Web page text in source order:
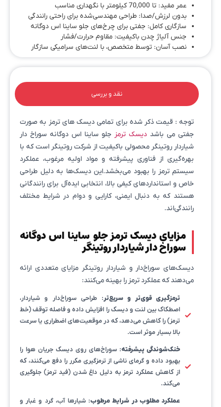
عمر مفید: تا 70,000 کیلومتر با نگهداری مناسب
بدون لرزش/صدا: طراحی مهندسی‌شده برای راحتی رانندگی
سازگاری کامل: جفتی برای چرخ‌های جلو ساینا اس دوگانه
جنس آلیاژ چدن باکیفیت: مقاوم حرارت/فشار
نصب آسان: توسط متخصص، با لنت‌های سرامیکی سازگار
نقد و بررسی
توجه : قیمت ذکر شده برای تمامی دیسک های ترمز به صورت
جفتی می باشد دیسک ترمز جلو ساینا اس دوگانه سوراخ دار
شیاردار روتینگر محصولی باکیفیت از شرکت روتینگر است که با
بهره‌گیری از فناوری پیشرفته و مواد اولیه مرغوب، عملکرد
سیستم ترمز را بهبود می‌بخشد.این دیسک‌ها به دلیل طراحی
خاص و استانداردهای کیفی بالا، انتخابی ایده‌آل برای رانندگانی
هستند که به دنبال ایمنی، کارایی و دوام در شرایط مختلف
رانندگی‌اند.
مزایای دیسک ترمز جلو ساینا اس دوگانه
سوراخ دار شیاردار روتینگر
دیسک‌های سوراخ‌دار و شیاردار روتینگر مزایای متعددی ارائه
می‌دهند که عملکرد ترمز را بهینه می‌کنند:
ترمزگیری قوی‌تر و سریع‌تر: طراحی سوراخ‌دار و شیاردار،
اصطکاک بین لنت و دیسک را افزایش داده و فاصله توقف (خط
ترمز) را کاهش می‌دهد، که در موقعیت‌های اضطراری یا سرعت
بالا بسیار موثر است.
خنک‌شوندگی پیشرفته: سوراخ‌های روی دیسک جریان هوا را
بهبود داده و گرمای ناشی از ترمزگیری مکرر را دفع می‌کنند، که
از کاهش عملکرد ترمز به دلیل داغ شدن (فید ترمز) جلوگیری
می‌کند.
عملکرد مطلوب در شرایط مرطوب: شیارها آب، گرد و غبار و